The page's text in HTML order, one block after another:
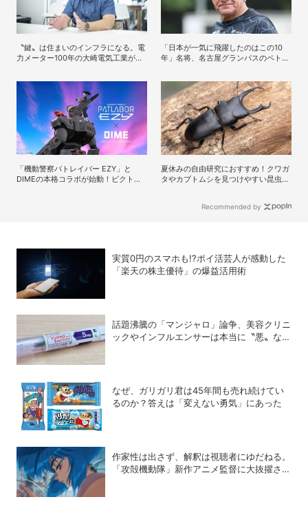
〝鍵〟は住まいのインフラになる。電
力メーター100年の大崎電気工業がス
「日本が一気に飛躍したのはこの10
年」名将、名古屋グランパスのペトロ
「機動警察パトレイバー EZY」と
DIMEの本格コラボが始動！ビクトリ
夏休みの自由研究におすすめ！クワガ
タやカブトムシを見つけやすい昆虫博
Recommended by
実質0円のスマホも!?ポイ活芸人が感動した
「楽天の株主優待」の爆益活用術
話題沸騰の「マンジャロ」論争、美容クリニ
ックやインフルエンサーは本当に〝悪〟なの
なぜ、ガリガリ君は45年間も売れ続けてい
るのか？答えは「変えない勇気」にあった
作家性は出さず、解釈は視聴者にゆだねる。
「攻殻機動隊」新作アニメ監督に大抜擢され